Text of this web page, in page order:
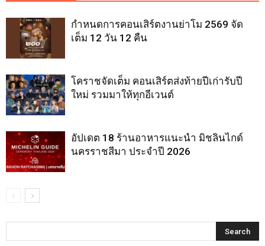
กำหนดการคอนเสิร์ตงานย่าโม 2569 จัด
เต็ม 12 วัน 12 คืน
โคราชจัดเต็ม คอนเสิร์ตส่งท้ายปีเก่ารับปี
ใหม่ รวมมาให้ทุกอีเวนต์
อัปเดต 18 ร้านอาหารแนะนำ มิชลินไกด์
นครราชสีมา ประจำปี 2026